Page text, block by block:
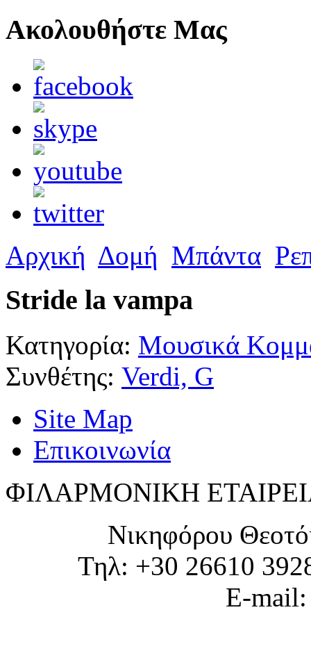
Ακολουθήστε Μας
Αρχική Δομή Μπάντα
Stride la vampa
Κατηγορία: Μουσικά
Συνθέτης: Verdi, G
Site Map
Επικοινωνία
ΦΙΛΑΡΜΟΝΙΚΗ
Νικηφόρου
Τηλ: +30 26610
E-